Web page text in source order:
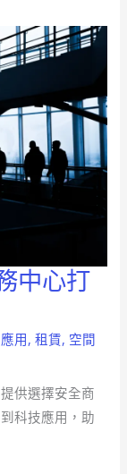
中心打
用,租賃, 空間
供選擇安全商
科技應用，助